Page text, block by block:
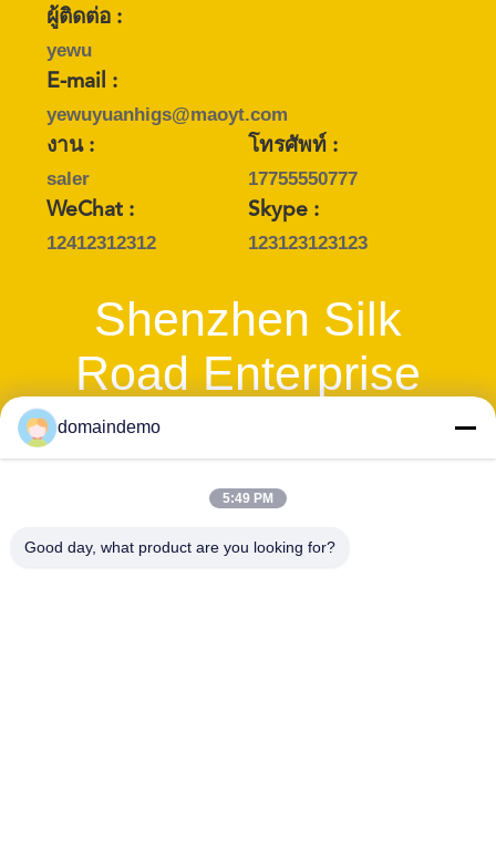
นโยบาย
ความ
เป็น
ส่วน
ผู้ติดต่อ :
yewu
E-mail :
yewuyuanhigs@maoyt.com
งาน :
saler
โทรศัพท์ :
17755550777
WeChat :
12412312312
Skype :
123123123123
Shenzhen Silk
Road Enterprise
Management
Services
Co.,LTD
domaindemo
5:49 PM
Good day, what product are you looking for?